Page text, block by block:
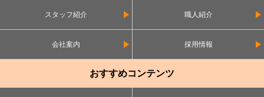
スタッフ紹介 職人紹介
会社案内 採用情報
おすすめコンテンツ